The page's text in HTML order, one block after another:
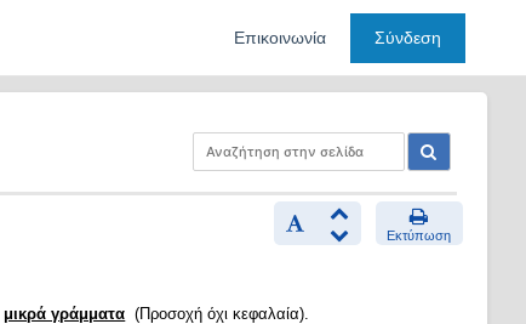
Επικοινωνία Σύνδεση
Εκτύπωση
μικρά γράμματα (Προσοχή όχι κεφαλαία).